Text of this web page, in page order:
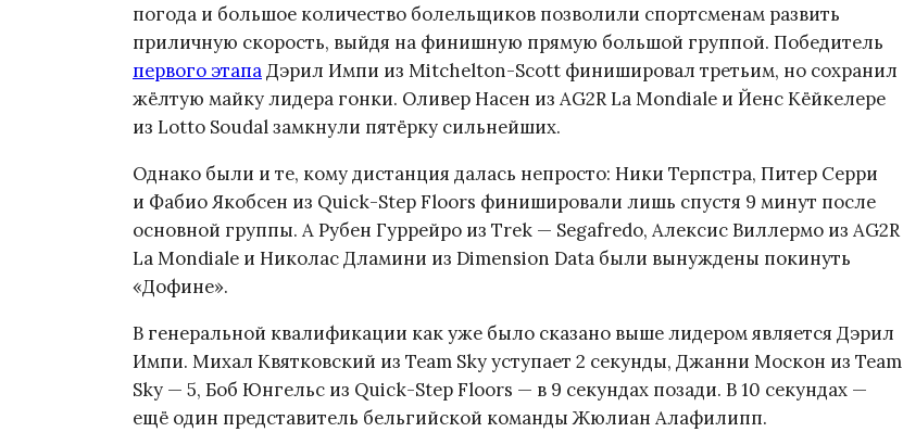
погода и большое количество болельщиков позволили спортсменам развить
приличную скорость, выйдя на финишную прямую большой группой. Победитель
первого этапаДэрил Импи из Mitchelton-Scott финишировал третьим, но сохранил
жёлтую майку лидера гонки. Оливер Насен из AG2R La Mondiale и Йенс Кёйкелере
из Lotto Soudal замкнули пятёрку сильнейших.
Однако были и те, кому дистанция далась непросто: Ники Терпстра, Питер Серри
и Фабио Якобсен из Quick-Step Floors финишировали лишь спустя 9 минут после
основной группы. А Рубен Гуррейро из Trek — Segafredo, Алексис Виллермо из AG2R
La Mondiale и Николас Дламини из Dimension Data были вынуждены покинуть
«Дофине».
В генеральной квалификации как уже было сказано выше лидером является Дэрил
Импи. Михал Квятковский из Team Sky уступает 2 секунды, Джанни Москон из Team
Sky — 5, Боб Юнгельс из Quick-Step Floors — в 9 секундах позади. В 10 секундах —
ещё один представитель бельгийской команды Жюлиан Алафилипп.